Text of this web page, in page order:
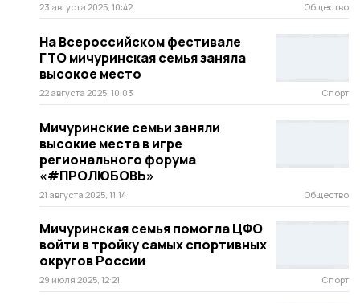
23 августа 2025, 10:42 Общество
На Всероссийском фестивале
ГТО мичуринская семья заняла
высокое место
22 августа 2025, 10:03 Спорт
Мичуринские семьи заняли
высокие места в игре
регионального форума
«#ПРОЛЮБОВЬ»
21 августа 2025, 11:14 Общество
Мичуринская семья помогла ЦФО
войти в тройку самых спортивных
округов России
29 июля 2025, 12:21 Спорт